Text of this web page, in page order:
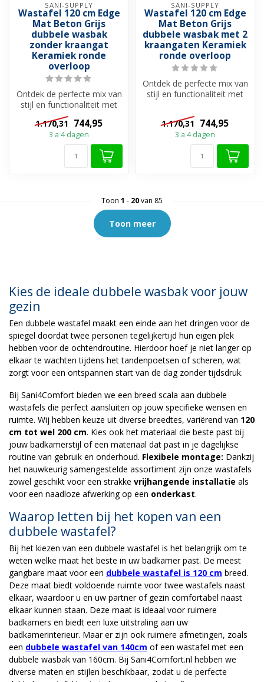
SANI-SUPPLY
Wastafel 120 cm Edge
Mat Beton Grijs
dubbele wasbak
zonder kraangat
Keramiek ronde
overloop
Ontdek de perfecte mix van
stijl en functionaliteit met
onze Edge Wastafel. Best...
1.170,31 744,95
3 a 4 dagen
SANI-SUPPLY
Wastafel 120 cm Edge
Mat Beton Grijs
dubbele wasbak met 2
kraangaten Keramiek
ronde overloop
Ontdek de perfecte mix van
stijl en functionaliteit met
1.170,31 744,95
3 a 4 dagen
Toon 1 - 20van 85
Toon meer
Kies de ideale dubbele wasbak voor jouw
gezin
Een dubbele wastafel maakt een einde aan het dringen voor de
spiegel doordat twee personen tegelijkertijd hun eigen plek
hebben voor de ochtendroutine. Hierdoor hoef je niet langer op
elkaar te wachten tijdens het tandenpoetsen of scheren, wat
zorgt voor een ontspannen start van de dag zonder tijdsdruk.
Bij Sani4Comfort bieden we een breed scala aan dubbele
wastafels die perfect aansluiten op jouw specifieke wensen en
ruimte. Wij hebben keuze uit diverse breedtes, variërend van 120
cm tot wel 200 cm. Kies ook het materiaal die beste past bij
jouw badkamerstijl of een materiaal dat past in je dagelijkse
routine van gebruik en onderhoud. Flexibele montage: Dankzij
het nauwkeurig samengestelde assortiment zijn onze wastafels
zowel geschikt voor een strakke vrijhangende installatie als
voor een naadloze afwerking op een onderkast.
Waarop letten bij het kopen van een
dubbele wastafel?
Bij het kiezen van een dubbele wastafel is het belangrijk om te
weten welke maat het beste in uw badkamer past. De meest
gangbare maat voor een dubbele wastafel is 120 cm breed.
Deze maat biedt voldoende ruimte voor twee wastafels naast
elkaar, waardoor u en uw partner of gezin comfortabel naast
elkaar kunnen staan. Deze maat is ideaal voor ruimere
badkamers en biedt een luxe uitstraling aan uw
badkamerinterieur. Maar er zijn ook ruimere afmetingen, zoals
een dubbele wastafel van 140cm of een wastafel met een
dubbele wasbak van 160cm. Bij Sani4Comfort.nl hebben we
diverse maten en stijlen beschikbaar, zodat u de perfecte